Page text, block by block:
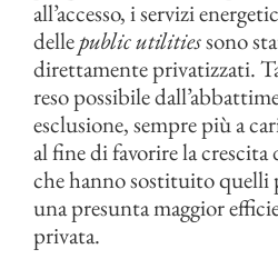
all’accesso, i servizi
dellepublic utilitiessono
direttamente privatizzati.
reso possibile
esclusione, sempre più a
al fine di favorire la
che hanno sostituito
una presunta maggior
privata.